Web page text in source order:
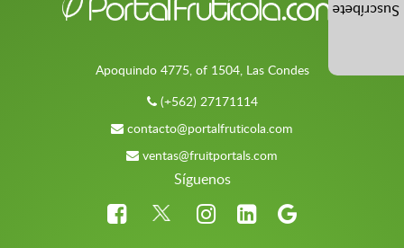
Apoquindo 4775, of 1504, Las Condes
(+562) 27171114
contacto@portalfruticola.com
ventas@fruitportals.com
Síguenos
Suscríbete